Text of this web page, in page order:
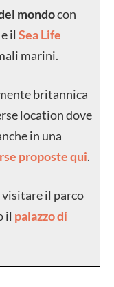
mondocon
il Sea Life
marini.
britannica
location dove
in una
proposte qui.
il parco
il palazzo di